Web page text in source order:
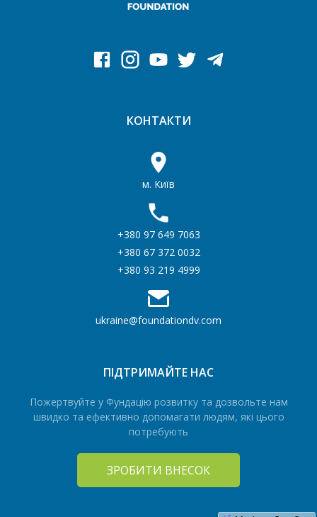
КОНТАКТИ
м. Київ
+380 97 649 7063
+380 67 372 0032
+380 93 219 4999
ukraine@foundationdv.com
ПІДТРИМАЙТЕ НАС
Пожертвуйте у Фундацію розвитку та дозвольте нам
швидко та ефективно допомагати людям, які цього
потребують
ЗРОБИТИ ВНЕСОК